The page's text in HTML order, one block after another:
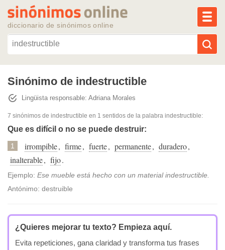
diccionario de sinónimos online
Reescribir texto con IA
Sinónimos populares
Temas populares
Temas recientes
Sinónimo de indestructible
Lingüista responsable: Adriana Morales
7 sinónimos de indestructible en 1 sentidos de la palabra indestructible:
Que es difícil o no se puede destruir:
1 irrompible, firme, fuerte, permanente, duradero,
inalterable, fijo.
Ejemplo: Ese mueble está hecho con un material indestructible.
Antónimo: destruible
¿Quieres mejorar tu texto? Empieza aquí.
Evita repeticiones, gana claridad y transforma tus frases